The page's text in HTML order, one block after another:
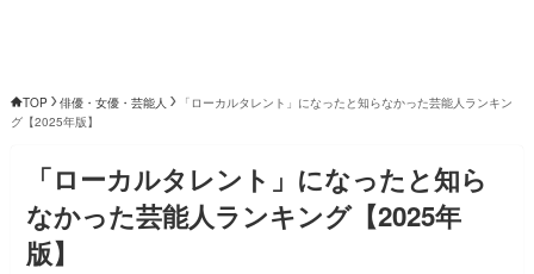
TOP 俳優・女優・芸能人
「ローカルタレント」になったと知らなかった芸能人ランキン
グ【2025年版】
「ローカルタレント」になったと知ら
なかった芸能人ランキング【2025年
版】